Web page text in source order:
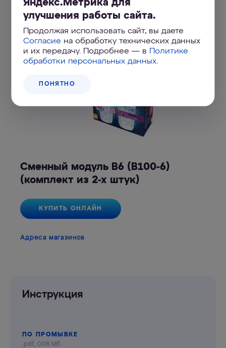
Купить АКВАФОР В6 (В100-6)
Комплект из 2 штук
Сменный модуль В6 (В100-6)
(комплект из 2-х штук)
КУПИТЬ ОНЛАЙН
Адреса магазинов
Инструкция
ПО ПРОМЫВКЕ
.pdf, 0.08 Мб
Яндекс.Метрика для
улучшения работы сайта.
Продолжая использовать сайт, вы даете
Согласие на обработку технических данных
и их передачу. Подробнее — в Политике
обработки персональных данных
ПОНЯТНО